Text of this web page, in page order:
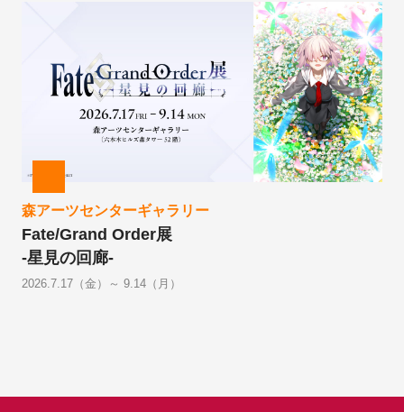
森アーツセンターギャラリー
Fate/Grand Order展
-星見の回廊-
2026.7.17（金）～ 9.14（月）